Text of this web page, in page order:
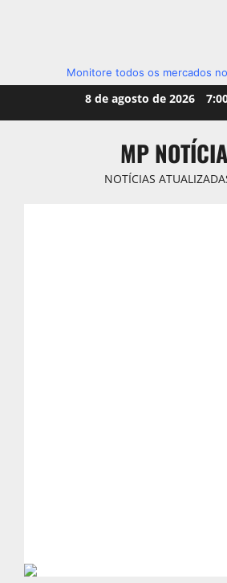
Monitore todos os mercados
8 de agosto de 2026
MP
NOTÍCIAS